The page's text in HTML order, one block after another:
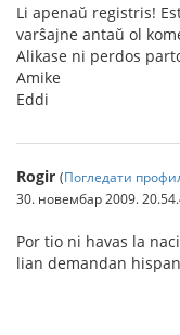
Li apenaŭ registris!
varŝajne antaŭ ol
Alikase ni perdos
Amike
Eddi
Rogir (Погледати
30. новембар 2009.
Por tio ni havas la
lian demandan